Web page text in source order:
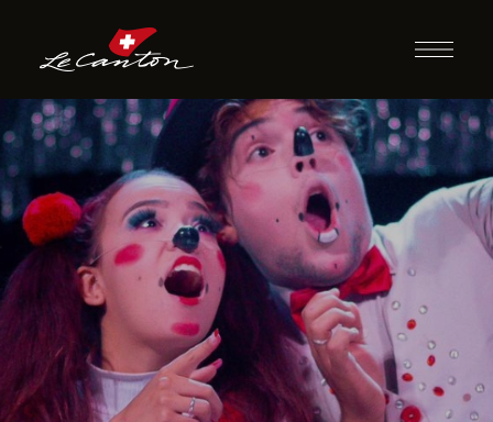
Espetáculo | Circo
Risos